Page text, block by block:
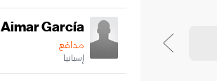
Aimar García
مدافع
إسبانيا